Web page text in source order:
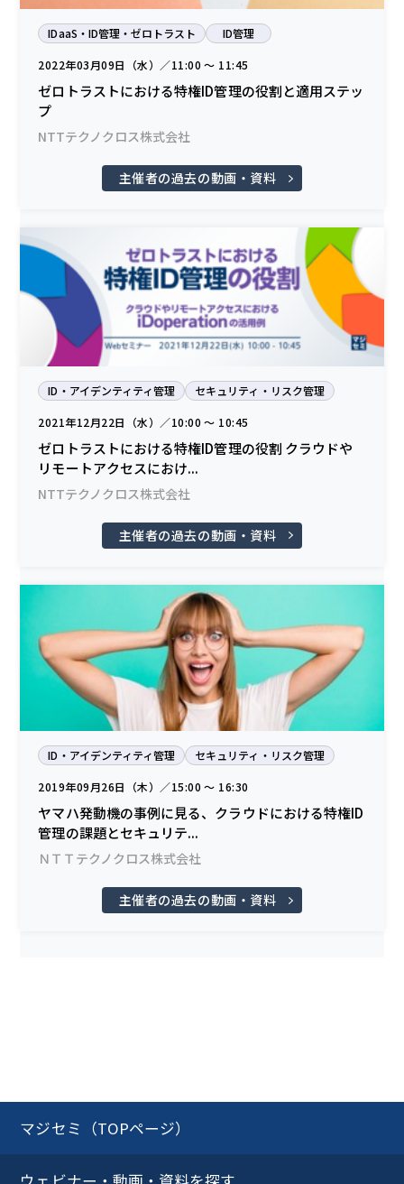
IDaaS・ID管理・ゼロトラスト ID管理
2022年03月09日（水）／11:00 〜 11:45
ゼロトラストにおける特権ID管理の役割と適用ステッ
プ
NTTテクノクロス株式会社
主催者の過去の動画・資料
ID・アイデンティティ管理 セキュリティ・リスク管理
2021年12月22日（水）／10:00 〜 10:45
ゼロトラストにおける特権ID管理の役割 クラウドや
リモートアクセスにおけ...
NTTテクノクロス株式会社
主催者の過去の動画・資料
ID・アイデンティティ管理 セキュリティ・リスク管理
2019年09月26日（木）／15:00 〜 16:30
ヤマハ発動機の事例に見る、クラウドにおける特権ID
管理の課題とセキュリテ...
ＮＴＴテクノクロス株式会社
主催者の過去の動画・資料
マジセミ（TOPページ）